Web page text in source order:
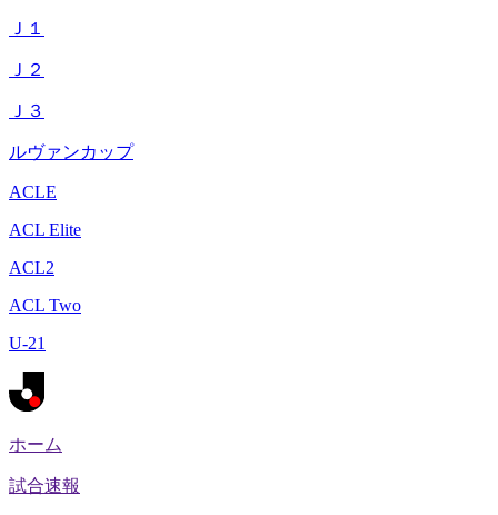
Ｊ１
Ｊ２
Ｊ３
ルヴァンカップ
ACLE
ACL Elite
ACL2
ACL Two
U-21
ホーム
試合速報